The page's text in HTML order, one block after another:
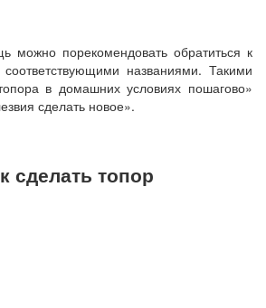
можно порекомендовать обратиться к
названиями. Такими
в домашних условиях пошагово»
сделать новое».
сделать топор